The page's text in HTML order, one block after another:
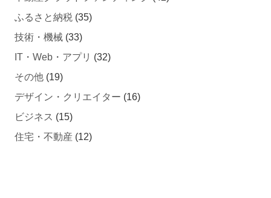
ふるさと納税 (35)
技術・機械 (33)
IT・Web・アプリ (32)
その他 (19)
デザイン・クリエイター (16)
ビジネス (15)
住宅・不動産 (12)